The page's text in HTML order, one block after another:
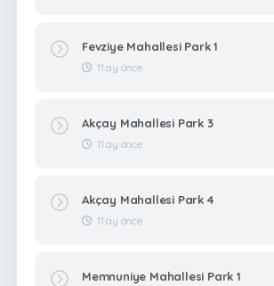
Fevziye Mahallesi Park 1
11 ay önce
Akçay Mahallesi Park 3
11 ay önce
Akçay Mahallesi Park 4
11 ay önce
Memnuniye Mahallesi Park 1